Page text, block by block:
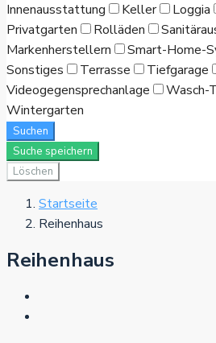
Innenausstattung
Keller Loggia
Privatgarten
Rolläden
Markenherstellern
Smart-Home-
Sonstiges
Terrasse
Tiefgarage
Videogegensprechanlage
Wasch-
Wintergarten
Suchen
Suche speichern
Löschen
Startseite
Reihenhaus
Reihenhaus